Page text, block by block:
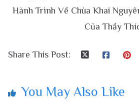
Hành Trình Về Chùa Khai
Của Thầy
Share This Post:
You May Also Like